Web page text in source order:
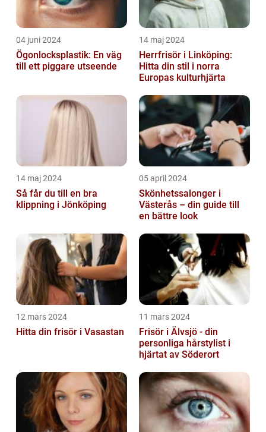
04 juni 2024
Ögonlocksplastik: En väg
till ett piggare utseende
14 maj 2024
Herrfrisör i Linköping:
Hitta din stil i norra
Europas kulturhjärta
14 maj 2024
Så får du till en bra
klippning i Jönköping
05 april 2024
Skönhetssalonger i
Västerås – din guide till
en bättre look
12 mars 2024
Hitta din frisör i Vasastan
11 mars 2024
Frisör i Älvsjö - din
personliga hårstylist i
hjärtat av Söderort